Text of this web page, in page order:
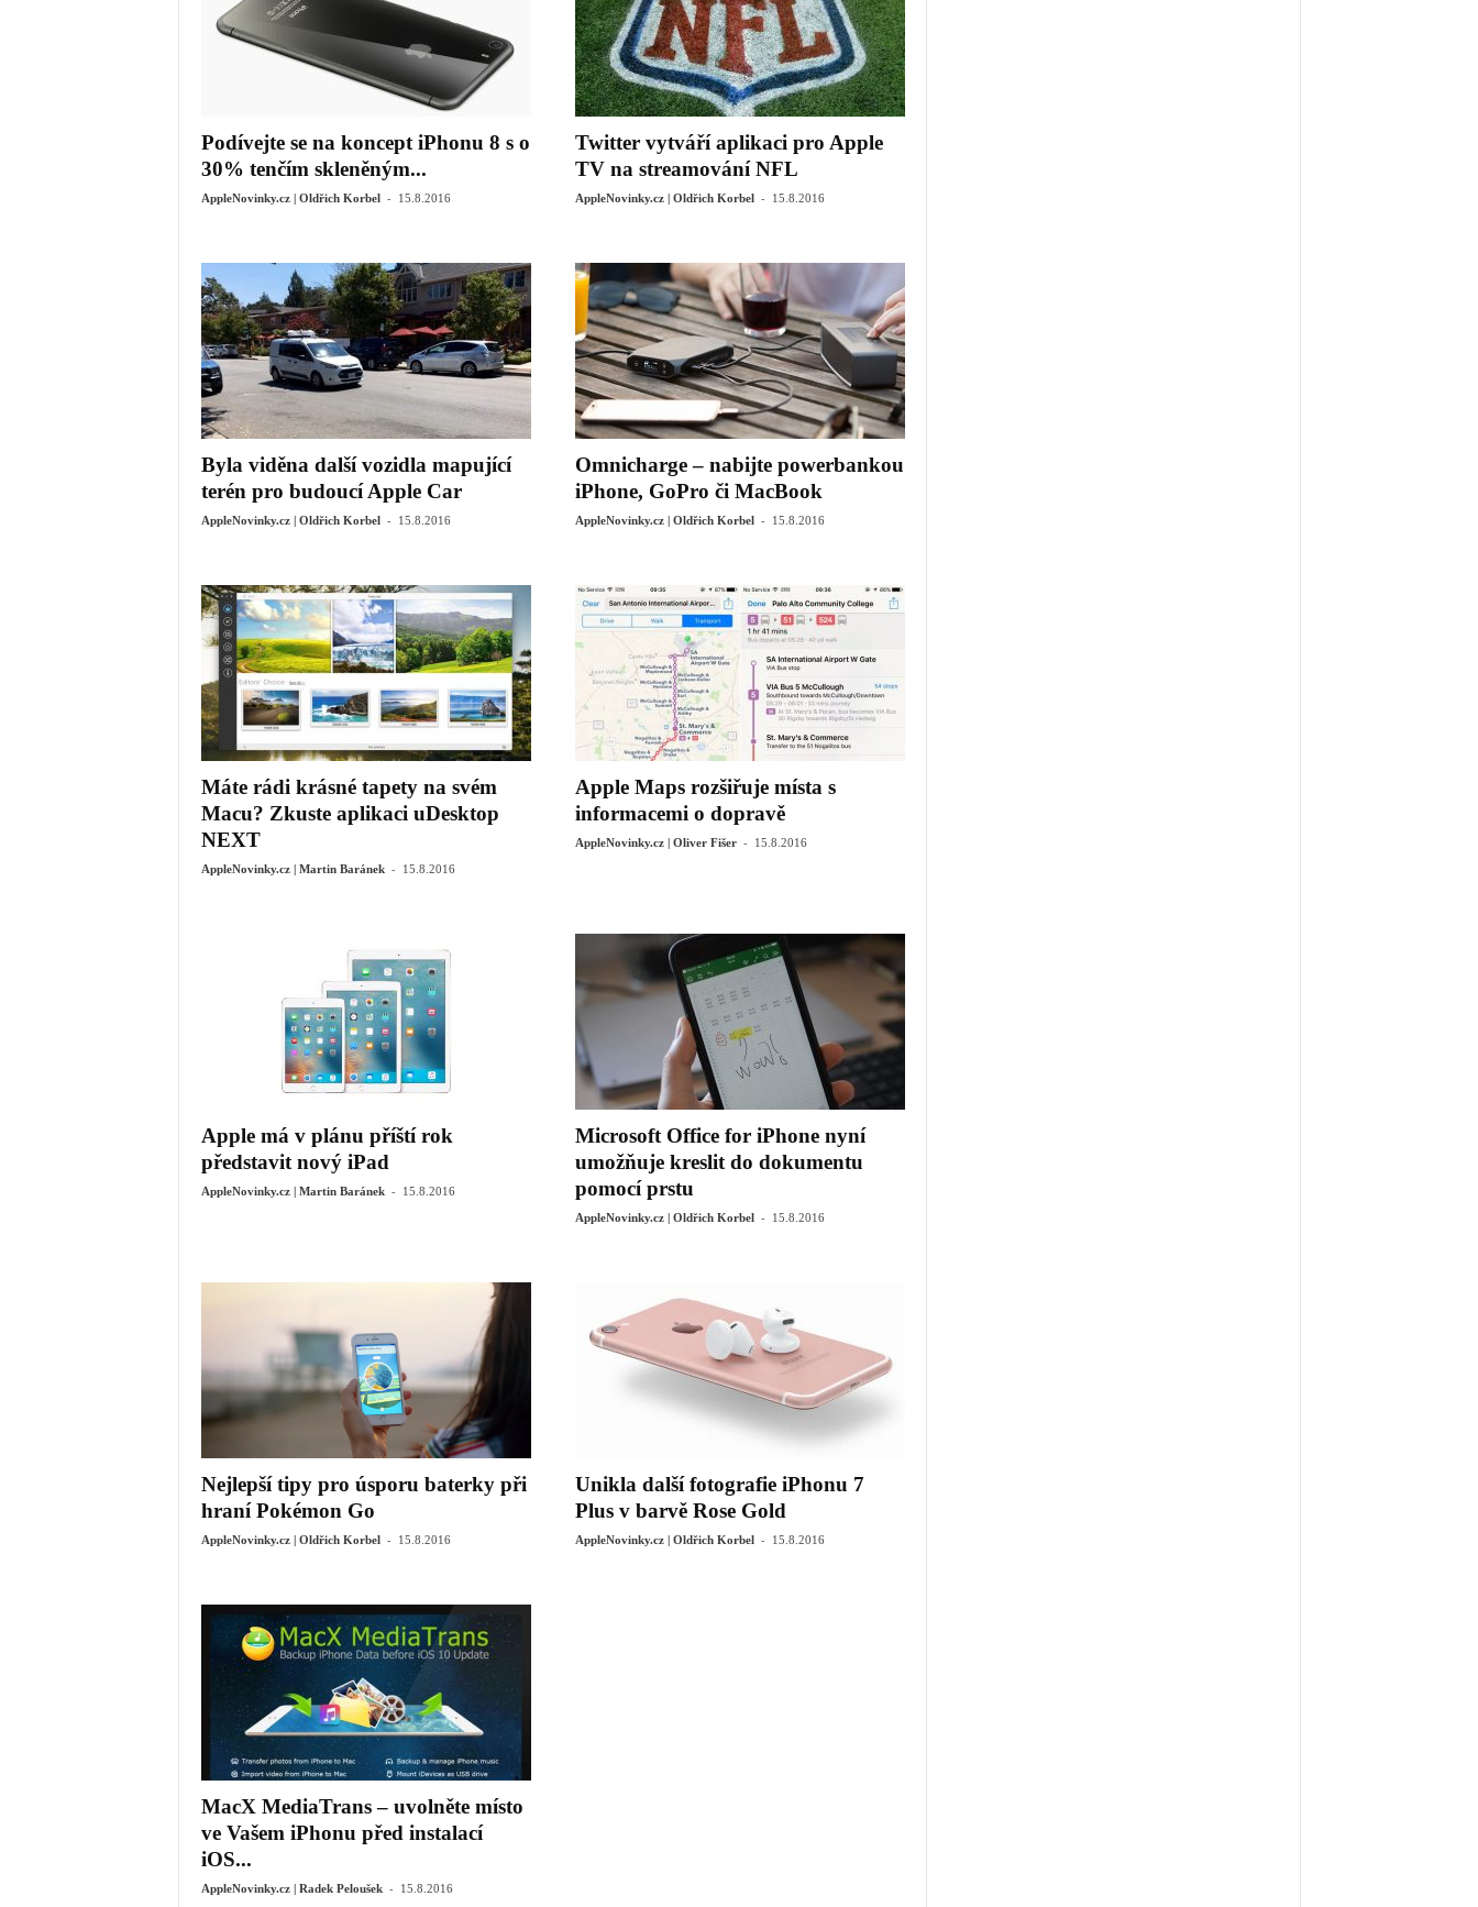
Podívejte se na koncept iPhonu 8 s o
30% tenčím skleněným...
AppleNovinky.cz | Oldřich Korbel - 15.8.2016
Twitter vytváří aplikaci pro Apple
TV na streamování NFL
AppleNovinky.cz | Oldřich Korbel - 15.8.2016
Byla viděna další vozidla mapující
terén pro budoucí Apple Car
AppleNovinky.cz | Oldřich Korbel - 15.8.2016
Omnicharge – nabijte powerbankou
iPhone, GoPro či MacBook
AppleNovinky.cz | Oldřich Korbel - 15.8.2016
Máte rádi krásné tapety na svém
Macu? Zkuste aplikaci uDesktop
NEXT
AppleNovinky.cz | Martin Baránek - 15.8.2016
Apple Maps rozšiřuje místa s
informacemi o dopravě
AppleNovinky.cz | Oliver Fišer - 15.8.2016
Apple má v plánu příští rok
představit nový iPad
AppleNovinky.cz | Martin Baránek - 15.8.2016
Microsoft Office for iPhone nyní
umožňuje kreslit do dokumentu
pomocí prstu
AppleNovinky.cz | Oldřich Korbel - 15.8.2016
Nejlepší tipy pro úsporu baterky při
hraní Pokémon Go
AppleNovinky.cz | Oldřich Korbel - 15.8.2016
Unikla další fotografie iPhonu 7
Plus v barvě Rose Gold
AppleNovinky.cz | Oldřich Korbel - 15.8.2016
MacX MediaTrans – uvolněte místo
ve Vašem iPhonu před instalací
iOS...
AppleNovinky.cz | Radek Peloušek - 15.8.2016